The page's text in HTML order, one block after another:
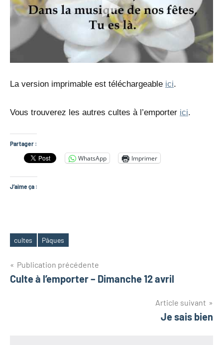
La version imprimable est téléchargeable ici.
Vous trouverez les autres cultes à l’emporter ici.
Partager :
WhatsApp Imprimer
J’aime ça :
Étiquettes
cultes Pâques
Navigation
de
Publication précédente
Culte à l’emporter – Dimanche 12 avril
Article suivant
Je sais bien